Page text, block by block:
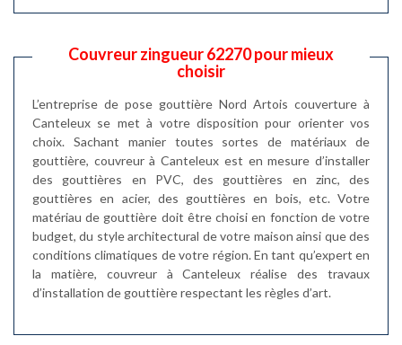
Couvreur zingueur 62270 pour mieux
choisir
L’entreprise de pose gouttière Nord Artois couverture à
Canteleux se met à votre disposition pour orienter vos
choix. Sachant manier toutes sortes de matériaux de
gouttière, couvreur à Canteleux est en mesure d’installer
des gouttières en PVC, des gouttières en zinc, des
gouttières en acier, des gouttières en bois, etc. Votre
matériau de gouttière doit être choisi en fonction de votre
budget, du style architectural de votre maison ainsi que des
conditions climatiques de votre région. En tant qu’expert en
la matière, couvreur à Canteleux réalise des travaux
d’installation de gouttière respectant les règles d’art.